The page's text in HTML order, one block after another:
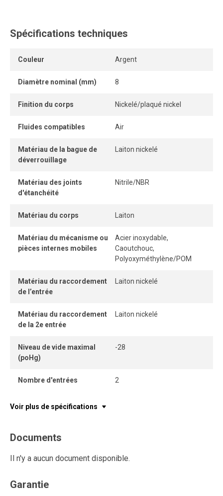
connexion instantanée, idéale pour les applications
industrielles nécessitant fiabilité et performance.
Spécifications techniques
Couleur Argent
Diamètre nominal (mm) 8
Finition du corps Nickelé/plaqué nickel
Fluides compatibles Air
Matériau de la bague de
déverrouillage
Laiton nickelé
Matériau des joints
d'étanchéité
Nitrile/NBR
Matériau du corps Laiton
Matériau du mécanisme ou
pièces internes mobiles
Acier inoxydable,
Caoutchouc,
Polyoxyméthylène/POM
Matériau du raccordement
de l’entrée
Laiton nickelé
Matériau du raccordement
de la 2e entrée
Laiton nickelé
Niveau de vide maximal
(poHg)
-28
Nombre d'entrées 2
Voir plus de spécifications
Documents
Il n'y a aucun document disponible.
Garantie